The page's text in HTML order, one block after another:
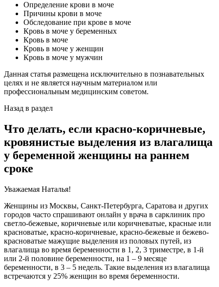
Определение крови в моче
Причины крови в моче
Обследование при крове в моче
Кровь в моче у беременных
Кровь в моче
Кровь в моче у женщин
Кровь в моче у мужчин
Данная статья размещена исключительно в познавательных
целях и не является научным материалом или
профессиональным медицинским советом.
Назад в раздел
Что делать, если красно-коричневые,
кровянистые выделения из влагалища
у беременной женщины на раннем
сроке
Уважаемая Наталья!
Женщины из Москвы, Санкт-Петербурга, Саратова и других
городов часто спрашивают онлайн у врача в сарклиник про
светло-бежевые, коричневые или коричневатые, красные или
красноватые, красно-коричневые, красно-бежевые и бежево-
красноватые мажущие выделения из половых путей, из
влагалища во время беременности в 1, 2, 3 триместре, в 1-й
или 2-й половине беременности, на 1 – 9 месяце
беременности, в 3 – 5 недель. Такие выделения из влагалища
встречаются у 25% женщин во время беременности.